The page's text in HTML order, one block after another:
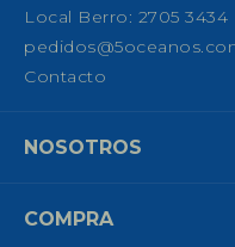
Local Berro: 2705 3434
Contacto
NOSOTROS
COMPRA